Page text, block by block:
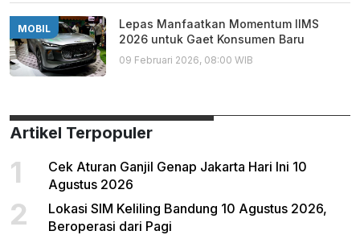
MOBIL
Lepas Manfaatkan Momentum IIMS
2026 untuk Gaet Konsumen Baru
09 Februari 2026, 08:00 WIB
Artikel Terpopuler
1
Cek Aturan Ganjil Genap Jakarta Hari Ini 10
Agustus 2026
2
Lokasi SIM Keliling Bandung 10 Agustus 2026,
Beroperasi dari Pagi